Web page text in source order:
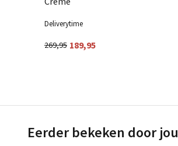
Deliverytime
269,95 189,95
Eerder bekeken door jou